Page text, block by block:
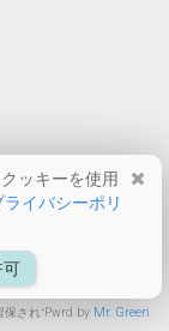
保されています。
Pwrd by Mr. Green
ッキーを使用
ライバシーポリ
可